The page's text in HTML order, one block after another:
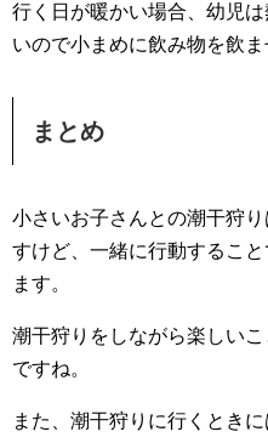
行く日が暖かい場合、幼児
いので小まめに飲み物を飲ま
まとめ
小さいお子さんとの潮干狩
すけど、一緒に行動するこ
ます。
潮干狩りをしながら楽しい
ですね。
また、潮干狩りに行くとき